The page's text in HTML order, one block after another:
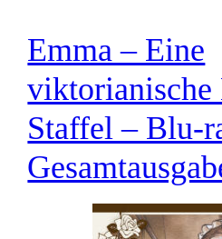
Emma – Eine
viktorianische
Staffel – Blu-